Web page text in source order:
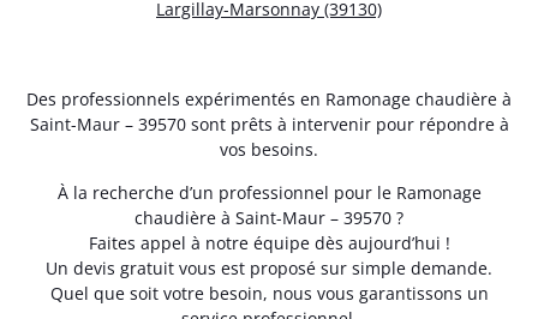
Largillay-Marsonnay (39130)
Des professionnels expérimentés en Ramonage chaudière à
Saint-Maur – 39570 sont prêts à intervenir pour répondre à
vos besoins.
À la recherche d’un professionnel pour le Ramonage
chaudière à Saint-Maur – 39570 ?
Faites appel à notre équipe dès aujourd’hui !
Un devis gratuit vous est proposé sur simple demande.
Quel que soit votre besoin, nous vous garantissons un